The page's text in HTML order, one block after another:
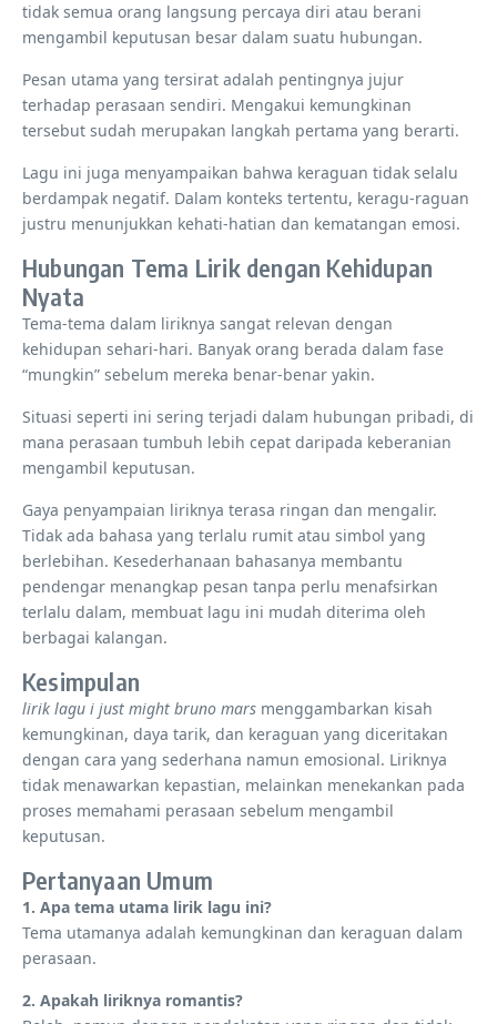
tidak semua orang langsung percaya diri atau berani
mengambil keputusan besar dalam suatu hubungan.
Pesan utama yang tersirat adalah pentingnya jujur ​​
terhadap perasaan sendiri. Mengakui kemungkinan
tersebut sudah merupakan langkah pertama yang berarti.
Lagu ini juga menyampaikan bahwa keraguan tidak selalu
berdampak negatif. Dalam konteks tertentu, keragu-raguan
justru menunjukkan kehati-hatian dan kematangan emosi.
Hubungan Tema Lirik dengan Kehidupan
Nyata
Tema-tema dalam liriknya sangat relevan dengan
kehidupan sehari-hari. Banyak orang berada dalam fase
“mungkin” sebelum mereka benar-benar yakin.
Situasi seperti ini sering terjadi dalam hubungan pribadi, di
mana perasaan tumbuh lebih cepat daripada keberanian
mengambil keputusan.
Gaya penyampaian liriknya terasa ringan dan mengalir.
Tidak ada bahasa yang terlalu rumit atau simbol yang
berlebihan. Kesederhanaan bahasanya membantu
pendengar menangkap pesan tanpa perlu menafsirkan
terlalu dalam, membuat lagu ini mudah diterima oleh
berbagai kalangan.
Kesimpulan
lirik lagu i just might bruno mars menggambarkan kisah
kemungkinan, daya tarik, dan keraguan yang diceritakan
dengan cara yang sederhana namun emosional. Liriknya
tidak menawarkan kepastian, melainkan menekankan pada
proses memahami perasaan sebelum mengambil
keputusan.
Pertanyaan Umum
1. Apa tema utama lirik lagu ini?
Tema utamanya adalah kemungkinan dan keraguan dalam
perasaan.
2. Apakah liriknya romantis?